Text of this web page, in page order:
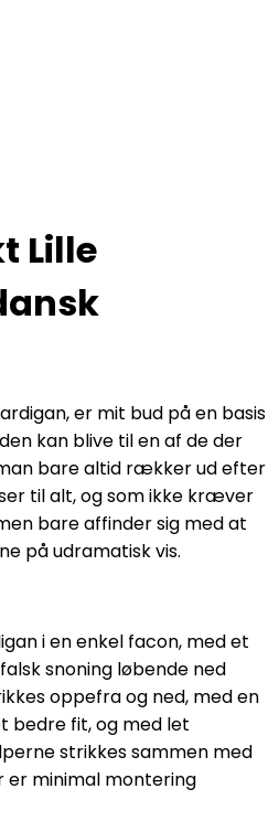
Lille
er mit bud på en basis
kan blive til en af de der
bare altid rækker ud efter
til alt, og som ikke kræver
bare affinder sig med at
på udramatisk vis.
i en enkel facon, med et
snoning løbende ned
oppefra og ned, med en
bedre fit, og med let
strikkes sammen med
er minimal montering